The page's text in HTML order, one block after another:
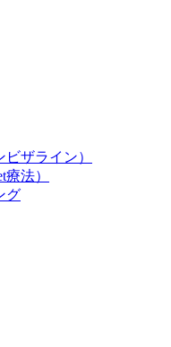
ザライン）
法）
グ